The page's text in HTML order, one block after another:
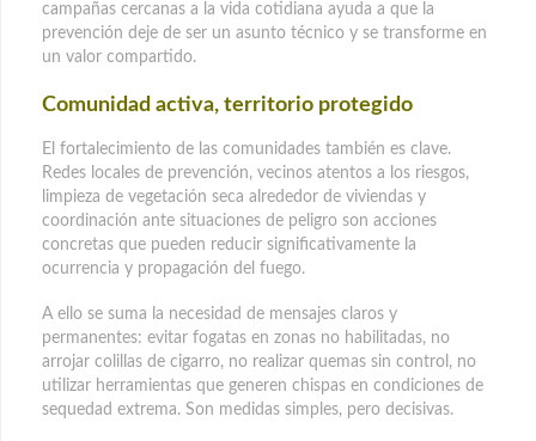
campañas cercanas a la vida cotidiana ayuda a que la
prevención deje de ser un asunto técnico y se transforme en
un valor compartido.
Comunidad activa, territorio protegido
El fortalecimiento de las comunidades también es clave.
Redes locales de prevención, vecinos atentos a los riesgos,
limpieza de vegetación seca alrededor de viviendas y
coordinación ante situaciones de peligro son acciones
concretas que pueden reducir significativamente la
ocurrencia y propagación del fuego.
A ello se suma la necesidad de mensajes claros y
permanentes: evitar fogatas en zonas no habilitadas, no
arrojar colillas de cigarro, no realizar quemas sin control, no
utilizar herramientas que generen chispas en condiciones de
sequedad extrema. Son medidas simples, pero decisivas.